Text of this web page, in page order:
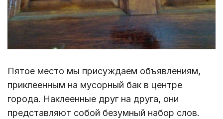
Пятое место мы присуждаем объявлениям,
приклеенным на мусорный бак в центре
города. Наклеенные друг на друга, они
представляют собой безумный набор слов.